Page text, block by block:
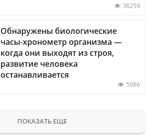
36259
Обнаружены биологические
часы-хронометр организма —
когда они выходят из строя,
развитие человека
останавливается
5086
ПОКАЗАТЬ ЕЩЕ